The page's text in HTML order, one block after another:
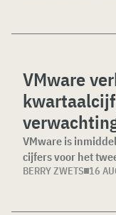
VMware
VMware is
cijfers voor het
BERRY ZWETS 16